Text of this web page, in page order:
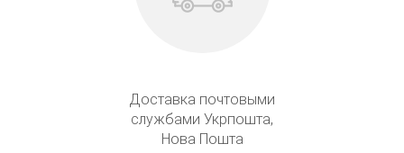
Доставка почтовыми
службами Укрпошта,
Нова Пошта